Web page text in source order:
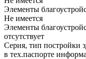
Элементы
Не имеется
Элементы
отсутствует
Серия, тип постройки
в тех.паспорте